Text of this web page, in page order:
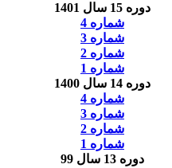
دوره 15 سال 1401
شماره 4
شماره 3
شماره 2
شماره 1
دوره 14 سال 1400
شماره 4
شماره 3
شماره 2
شماره 1
دوره 13 سال 99